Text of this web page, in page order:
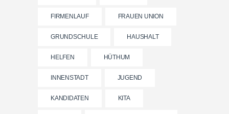
FIRMENLAUF FRAUEN UNION
GRUNDSCHULE HAUSHALT
HELFEN HÜTHUM
INNENSTADT JUGEND
KANDIDATEN KITA